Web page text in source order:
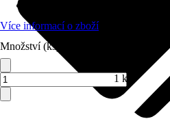
Více informací o zboží
Množství (ks)
1 ks